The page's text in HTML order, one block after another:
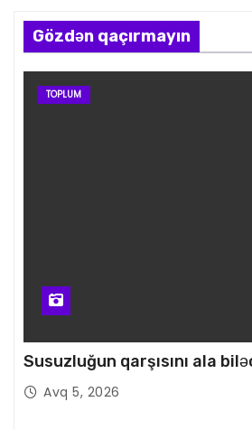
Gözdən qaçırmayın
TOPLUM
Susuzluğun qarşısını ala
Avq 5, 2026